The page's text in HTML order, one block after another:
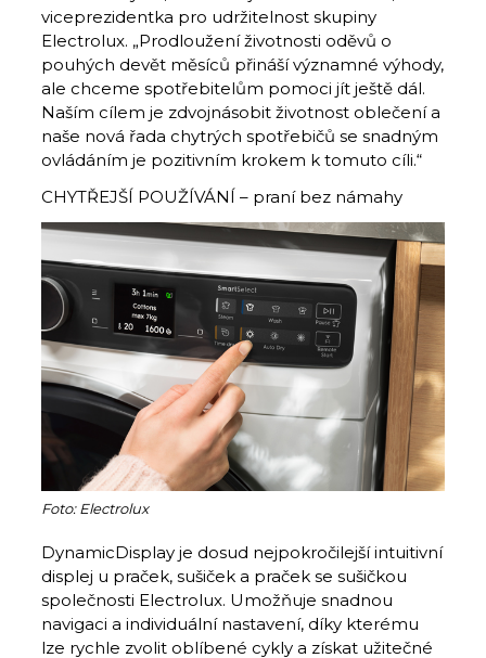
viceprezidentka pro udržitelnost skupiny
Electrolux. „Prodloužení životnosti oděvů o
pouhých devět měsíců přináší významné výhody,
ale chceme spotřebitelům pomoci jít ještě dál.
Naším cílem je zdvojnásobit životnost oblečení a
naše nová řada chytrých spotřebičů se snadným
ovládáním je pozitivním krokem k tomuto cíli.“
CHYTŘEJŠÍ POUŽÍVÁNÍ – praní bez námahy
Foto: Electrolux
DynamicDisplay je dosud nejpokročilejší intuitivní
displej u praček, sušiček a praček se sušičkou
společnosti Electrolux. Umožňuje snadnou
navigaci a individuální nastavení, díky kterému
lze rychle zvolit oblíbené cykly a získat užitečné